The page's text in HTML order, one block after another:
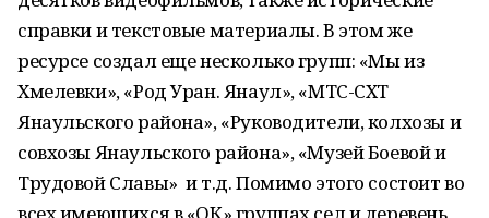
справки и текстовые материалы. В этом же
ресурсе создал еще несколько групп: «Мы из
Хмелевки», «Род Уран. Янаул», «МТС-СХТ
Янаульского района», «Руководители, колхозы и
совхозы Янаульского района», «Музей Боевой и
Трудовой Славы» и т.д. Помимо этого состоит во